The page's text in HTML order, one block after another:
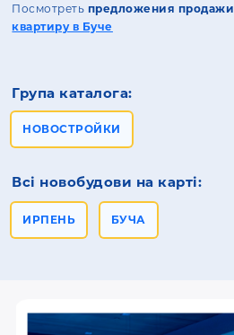
Посмотреть предложения продажи
квартиру в Буче
Група каталога:
НОВОСТРОЙКИ
Всі новобудови на карті:
ИРПЕНЬ БУЧА